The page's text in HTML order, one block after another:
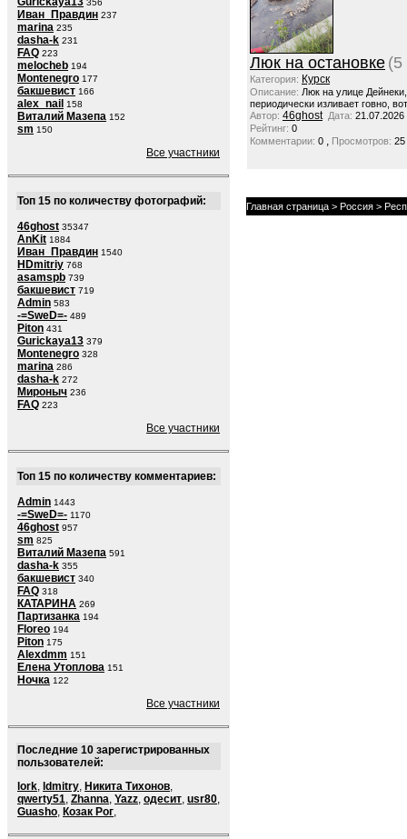
356
Иван_Правдин 237
marina 235
dasha-k 231
FAQ 223
melocheb 194
Montenegro 177
бакшевист 166
alex_nail 158
Виталий Мазепа 152
sm 150
Все участники
Топ 15 по количеству фотографий:
46ghost 35347
AnKit 1884
Иван_Правдин 1540
HDmitriy 768
asamspb 739
бакшевист 719
Admin 583
-=SweD=- 489
Piton 431
Gurickaya13 379
Montenegro 328
marina 286
dasha-k 272
Мироныч 236
FAQ 223
Все участники
Топ 15 по количеству комментариев:
Admin 1443
-=SweD=- 1170
46ghost 957
sm 825
Виталий Мазепа 591
dasha-k 355
бакшевист 340
FAQ 318
КАТАРИНА 269
Партизанка 194
Floreo 194
Piton 175
Alexdmm 151
Елена Утоплова 151
Ночка 122
Все участники
Последние 10 зарегистрированных
пользователей:
lork, ldmitry, Никита Тихонов,
qwerty51, Zhanna, Yazz, одесит, usr80,
Guasho, Козак Рог,
Люк на остановке (5
Категория: Курск
Описание: Люк на улице
периодически изливает говно,
Автор: 46ghost Дата: 21.07.2026
Рейтинг: 0
Комментарии: 0 , Просмотров: 25
Главная страница > Россия >